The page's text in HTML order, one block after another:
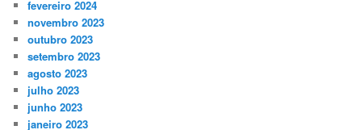
fevereiro 2024
novembro 2023
outubro 2023
setembro 2023
agosto 2023
julho 2023
junho 2023
janeiro 2023